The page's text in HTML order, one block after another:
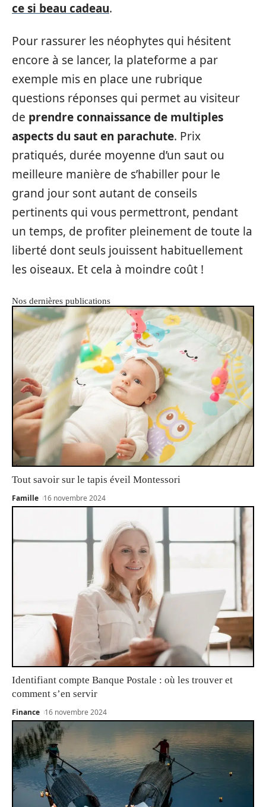
ce si beau cadeau.
Pour rassurer les néophytes qui hésitent
encore à se lancer, la plateforme a par
exemple mis en place une rubrique
questions réponses qui permet au visiteur
de prendre connaissance de multiples
aspects du saut en parachute. Prix
pratiqués, durée moyenne d’un saut ou
meilleure manière de s’habiller pour le
grand jour sont autant de conseils
pertinents qui vous permettront, pendant
un temps, de profiter pleinement de toute la
liberté dont seuls jouissent habituellement
les oiseaux. Et cela à moindre coût !
Nos dernières publications
Tout savoir sur le tapis éveil Montessori
Famille 16 novembre 2024
Identifiant compte Banque Postale : où les trouver et
comment s’en servir
Finance 16 novembre 2024